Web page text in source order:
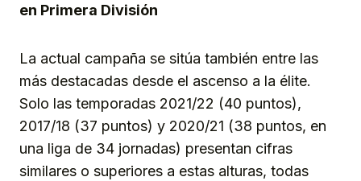
en Primera División
La actual campaña se sitúa también entre las
más destacadas desde el ascenso a la élite.
Solo las temporadas 2021/22 (40 puntos),
2017/18 (37 puntos) y 2020/21 (38 puntos, en
una liga de 34 jornadas) presentan cifras
similares o superiores a estas alturas, todas